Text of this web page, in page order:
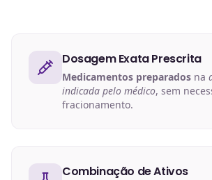
Dosagem Exata Prescrita
Medicamentos preparados na
indicada pelo médico, sem
fracionamento.
Combinação de Ativos